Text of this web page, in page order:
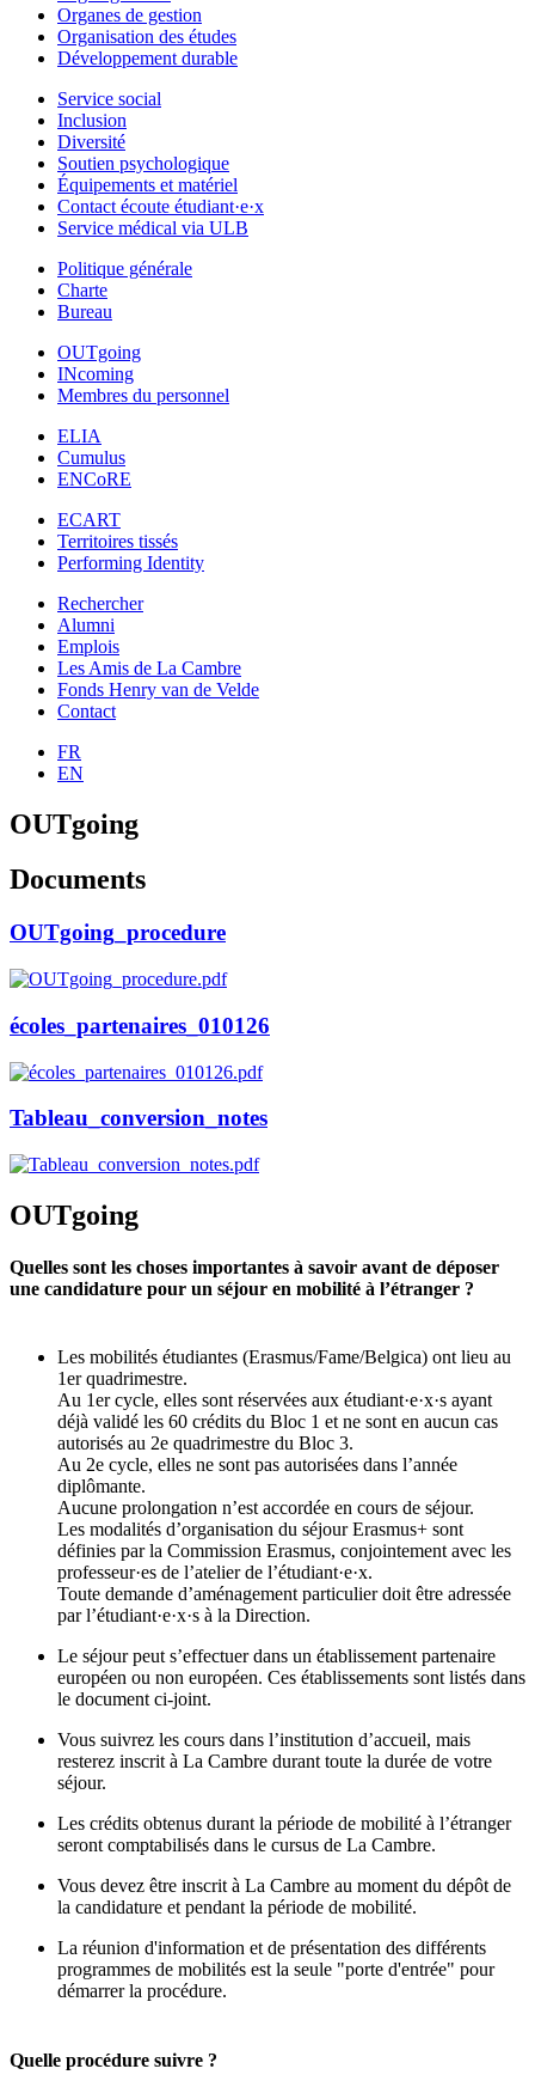
Organes de gestion
Organisation des études
Développement durable
Service social
Inclusion
Diversité
Soutien psychologique
Équipements et matériel
Contact écoute étudiant·e·x
Service médical via ULB
Politique générale
Charte
Bureau
OUTgoing
INcoming
Membres du personnel
ELIA
Cumulus
ENCoRE
ECART
Territoires tissés
Performing Identity
Rechercher
Alumni
Emplois
Les Amis de La Cambre
Fonds Henry van de Velde
Contact
FR
EN
OUTgoing
Documents
OUTgoing_procedure
écoles_partenaires_010126
Tableau_conversion_notes
OUTgoing
Quelles sont les choses importantes à savoir avant de déposer
une candidature pour un séjour en mobilité à l’étranger ?
Les mobilités étudiantes (Erasmus/Fame/Belgica) ont lieu au
1er quadrimestre.
Au 1er cycle, elles sont réservées aux étudiant·e·x·s ayant
déjà validé les 60 crédits du Bloc 1 et ne sont en aucun cas
autorisés au 2e quadrimestre du Bloc 3.
Au 2e cycle, elles ne sont pas autorisées dans l’année
diplômante.
Aucune prolongation n’est accordée en cours de séjour.
Les modalités d’organisation du séjour Erasmus+ sont
définies par la Commission Erasmus, conjointement avec les
professeur·es de l’atelier de l’étudiant·e·x.
Toute demande d’aménagement particulier doit être adressée
par l’étudiant·e·x·s à la Direction.
Le séjour peut s’effectuer dans un établissement partenaire
européen ou non européen. Ces établissements sont listés dans
le document ci-joint.
Vous suivrez les cours dans l’institution d’accueil, mais
resterez inscrit à La Cambre durant toute la durée de votre
séjour.
Les crédits obtenus durant la période de mobilité à l’étranger
seront comptabilisés dans le cursus de La Cambre.
Vous devez être inscrit à La Cambre au moment du dépôt de
la candidature et pendant la période de mobilité.
La réunion d'information et de présentation des différents
programmes de mobilités est la seule "porte d'entrée" pour
démarrer la procédure.
Quelle procédure suivre ?